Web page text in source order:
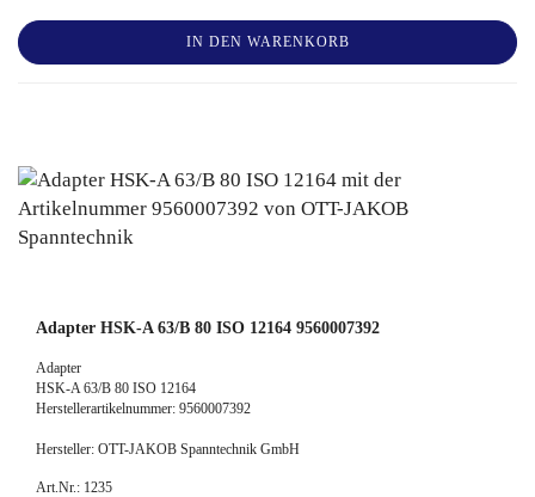
IN DEN WARENKORB
Adapter HSK-A 63/B 80 ISO 12164 9560007392
Adapter
HSK-A 63/B 80 ISO 12164
Herstellerartikelnummer: 9560007392
Hersteller: OTT-JAKOB Spanntechnik GmbH
Art.Nr.: 1235